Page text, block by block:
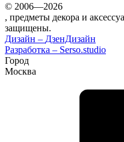
© 2006—2026
, предметы декора и
защищены.
Дизайн – ДзенДизайн
Разработка – Serso.studio
Город
Москва